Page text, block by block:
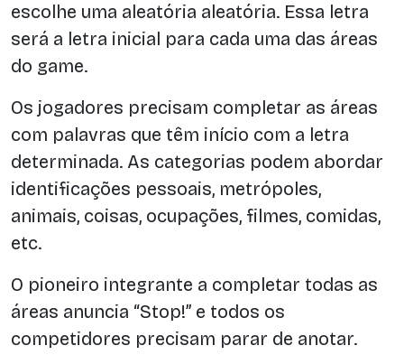
escolhe uma aleatória aleatória. Essa letra
será a letra inicial para cada uma das áreas
do game.
Os jogadores precisam completar as áreas
com palavras que têm início com a letra
determinada. As categorias podem abordar
identificações pessoais, metrópoles,
animais, coisas, ocupações, filmes, comidas,
etc.
O pioneiro integrante a completar todas as
áreas anuncia “Stop!” e todos os
competidores precisam parar de anotar.